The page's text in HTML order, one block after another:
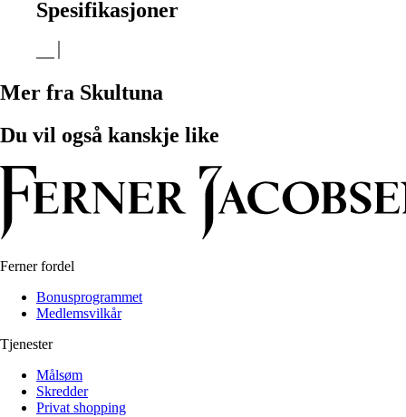
Spesifikasjoner
Mer fra Skultuna
Du vil også kanskje like
Ferner fordel
Bonusprogrammet
Medlemsvilkår
Tjenester
Målsøm
Skredder
Privat shopping